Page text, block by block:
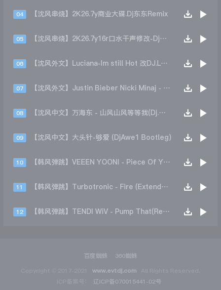
04 【沈风串烧】2K26.7y商业大碟.Dj东东Remix
05 【沈风串烧】2K26.7y16r口水干声修改-Dj东东Remix
06 【沈风外文】Luciana-Im still Hot 改DJ.LoZe
07 【沈风外文】Justin Bieber Nicki Minaj - Beauty And A Beat (DjHope小春 Extended Mix)
08 【沈风中文】万海东 - 山风山风等等我(Dj.阿洋 Extended Mix)
09 【沈风中文】大头针-够爱 (DjAwe1 Bootleg)
10 【韩风弹跳】VEEEN YOONI - Piece Of Your Heart (Remix)
11 【韩风弹跳】Turbotronic - Fire (Extended Mix)
12 【韩风弹跳】TENDI WiV - Pump That(Remix)
百度蜘蛛 360蜘蛛
www.evtdj.com
辽ICP备070015441-02号